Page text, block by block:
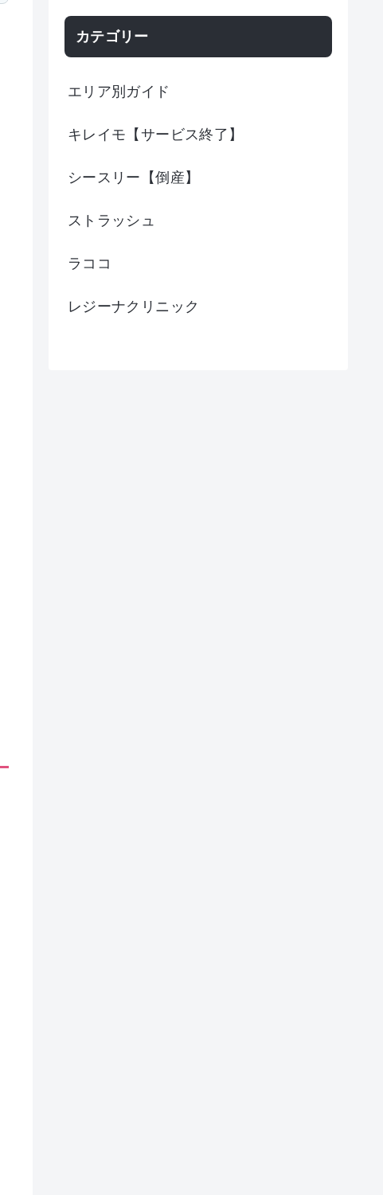
カテゴリー
エリア別ガイド
キレイモ【サービス終了】
シースリー【倒産】
ストラッシュ
ラココ
レジーナクリニック